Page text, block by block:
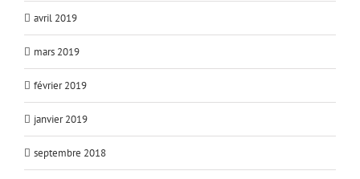
avril 2019
mars 2019
février 2019
janvier 2019
septembre 2018